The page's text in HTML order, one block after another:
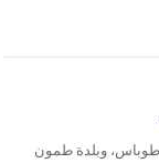
طوباس، وبلدة طمون